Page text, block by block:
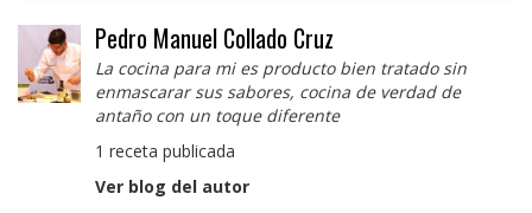
Pedro Manuel Collado Cruz
La cocina para mi es producto bien tratado sin
enmascarar sus sabores, cocina de verdad de
antaño con un toque diferente
1 receta publicada
Ver blog del autor